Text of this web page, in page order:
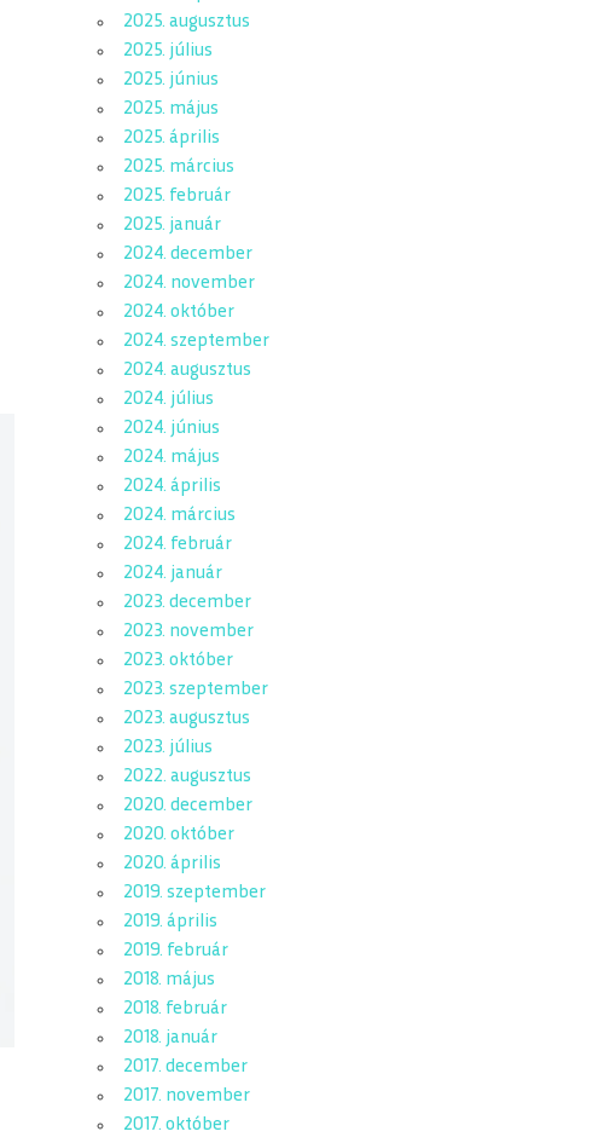
2025. augusztus
2025. július
2025. június
2025. május
2025. április
2025. március
2025. február
2025. január
2024. december
2024. november
2024. október
2024. szeptember
2024. augusztus
2024. július
2024. június
2024. május
2024. április
2024. március
2024. február
2024. január
2023. december
2023. november
2023. október
2023. szeptember
2023. augusztus
2023. július
2022. augusztus
2020. december
2020. október
2020. április
2019. szeptember
2019. április
2019. február
2018. május
2018. február
2018. január
2017. december
2017. november
2017. október